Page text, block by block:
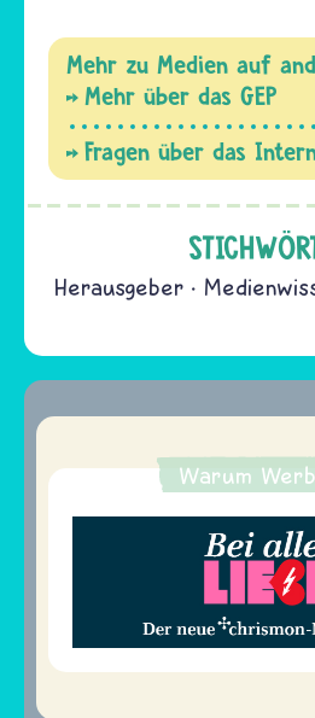
Mehr zu Medien auf
Mehr über das GEP
Fragen über das
Herausgeber
Warum